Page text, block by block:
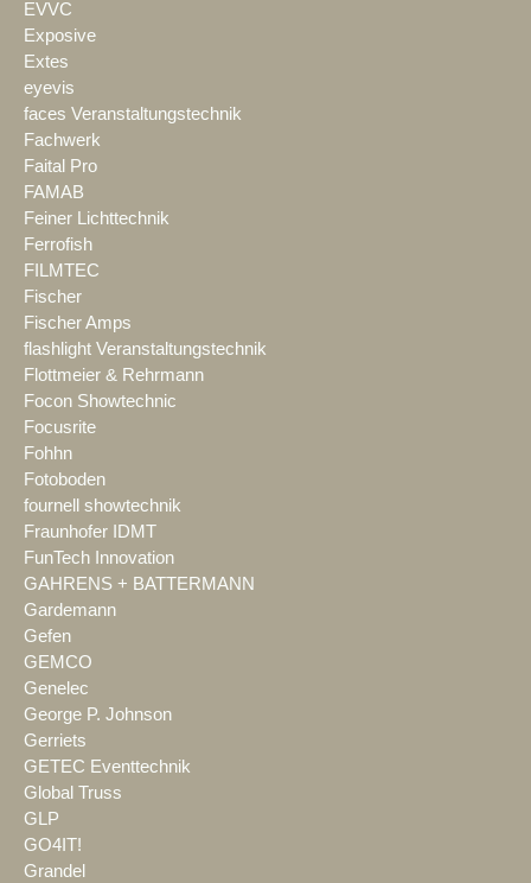
EVVC
Exposive
Extes
eyevis
faces Veranstaltungstechnik
Fachwerk
Faital Pro
FAMAB
Feiner Lichttechnik
Ferrofish
FILMTEC
Fischer
Fischer Amps
flashlight Veranstaltungstechnik
Flottmeier & Rehrmann
Focon Showtechnic
Focusrite
Fohhn
Fotoboden
fournell showtechnik
Fraunhofer IDMT
FunTech Innovation
GAHRENS + BATTERMANN
Gardemann
Gefen
GEMCO
Genelec
George P. Johnson
Gerriets
GETEC Eventtechnik
Global Truss
GLP
GO4IT!
Grandel